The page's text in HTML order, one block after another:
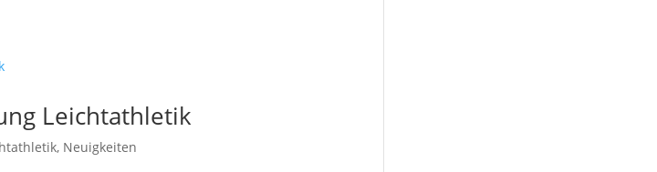
Leichtathletik
, Neuigkeiten